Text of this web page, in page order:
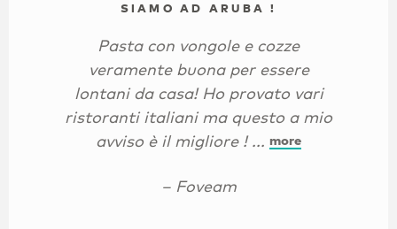
SIAMO AD ARUBA !
Pasta con vongole e cozze
veramente buona per essere
lontani da casa! Ho provato vari
ristoranti italiani ma questo a mio
avviso è il migliore ! ... more
– Foveam